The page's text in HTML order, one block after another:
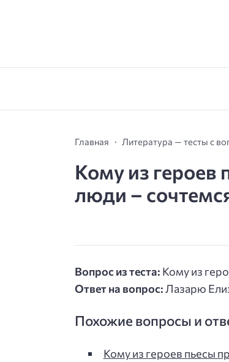
Главная Литература — тесты с
Кому из героев
люди –
Вопрос из теста: Кому из
Ответ на вопрос:Лазарю
Похожие вопросы и
Кому из героев пьесы